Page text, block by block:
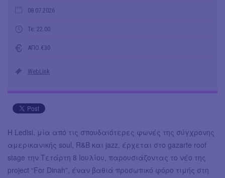
08.07.2026
Τε: 22.00
ΑΠΟ €30
WebLink
Η Ledisi, μία από τις σπουδαιότερες φωνές της σύγχρονης
αμερικανικής soul, R&B και jazz, έρχεται στο gazarte roof
stage την Τετάρτη 8 Ιουλίου, παρουσιάζοντας το νέο της
project “For Dinah”, έναν βαθιά προσωπικό φόρο τιμής στη